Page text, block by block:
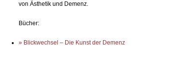
von Ästhetik und Demenz.
Bücher:
» Blickwechsel – Die Kunst der Demenz